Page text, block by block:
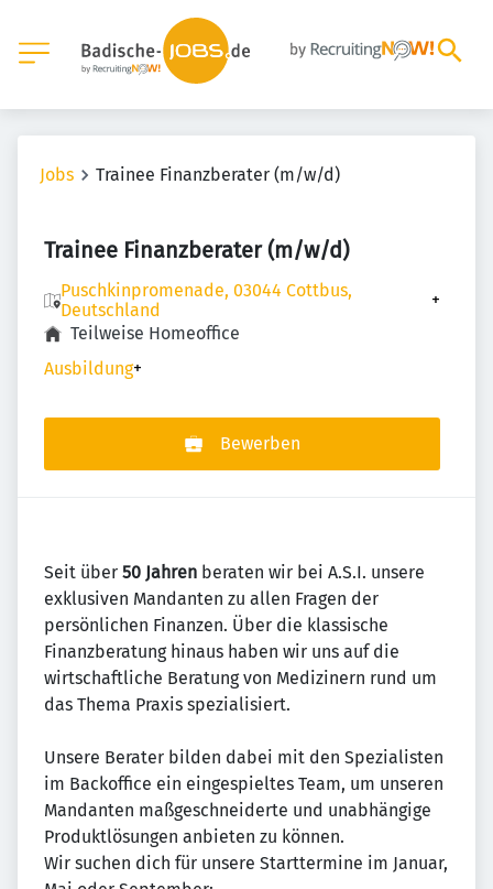
Jobs Trainee Finanzberater (m/w/d)
Trainee Finanzberater (m/w/d)
Puschkinpromenade, 03044 Cottbus,
Deutschland
+
Teilweise Homeoffice
Ausbildung+
Bewerben
Seit über 50 Jahren beraten wir bei A.S.I. unsere
exklusiven Mandanten zu allen Fragen der
persönlichen Finanzen. Über die klassische
Finanzberatung hinaus haben wir uns auf die
wirtschaftliche Beratung von Medizinern rund um
das Thema Praxis spezialisiert.
Unsere Berater bilden dabei mit den Spezialisten
im Backoffice ein eingespieltes Team, um unseren
Mandanten maßgeschneiderte und unabhängige
Produktlösungen anbieten zu können.
Wir suchen dich für unsere Starttermine im Januar,